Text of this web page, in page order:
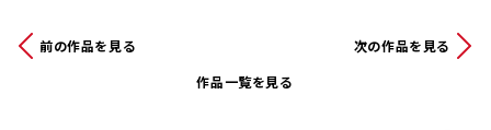
前の作品を見る
作品一覧を見る
次の作品を見る